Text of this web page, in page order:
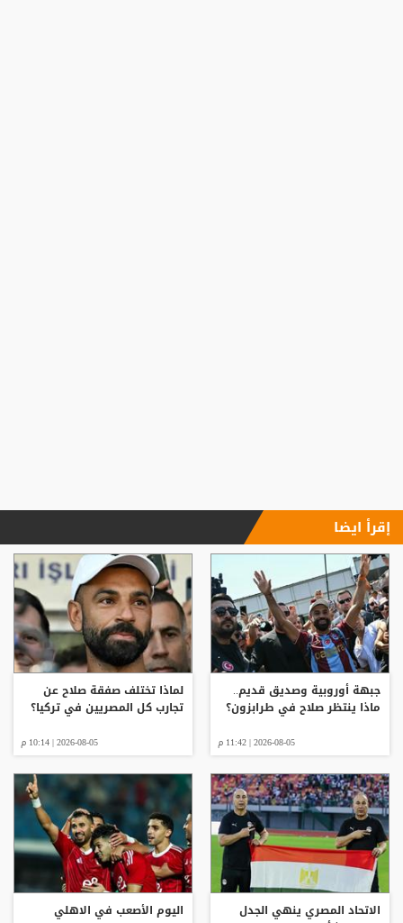
إقرأ ايضا
جبهة أوروبية وصديق قديم..
ماذا ينتظر صلاح في طرابزون؟
2026-08-05 | 11:42 م
لماذا تختلف صفقة صلاح عن
تجارب كل المصريين في تركيا؟
2026-08-05 | 10:14 م
الاتحاد المصري ينهي الجدل
اليوم الأصعب في الاهلي